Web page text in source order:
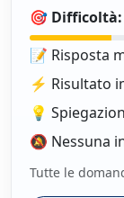
🎯 Difficoltà:
📝 Risposta
⚡ Risultato
💡
🔕 Nessuna
Tutte le